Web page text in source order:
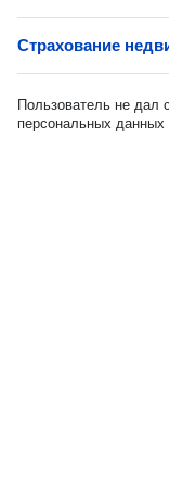
Страхование
Пользователь не дал
персональных данных